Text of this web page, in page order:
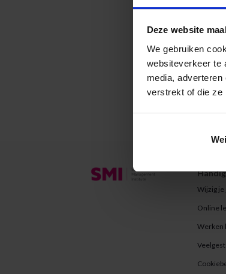
Deze website
We gebruiken
websiteverkeer te
media,
verstrekt of die ze
Wijzig je
Online
Werken